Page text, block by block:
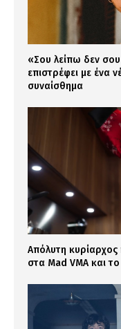
«Σου λείπω δεν
επιστρέφει με ένα
συναίσθημα
Απόλυτη κυρίαρχος
στα Mad VMA και